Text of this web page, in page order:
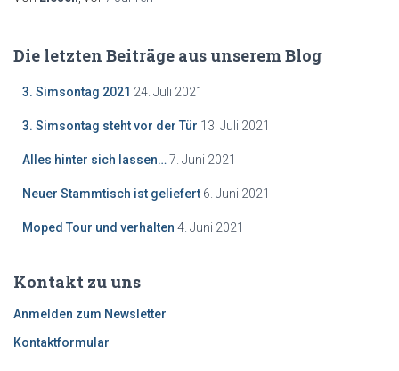
Die letzten Beiträge aus unserem Blog
3. Simsontag 2021 24. Juli 2021
3. Simsontag steht vor der Tür 13. Juli 2021
Alles hinter sich lassen…7. Juni 2021
Neuer Stammtisch ist geliefert 6. Juni 2021
Moped Tour und verhalten 4. Juni 2021
Kontakt zu uns
Anmelden zum Newsletter
Kontaktformular